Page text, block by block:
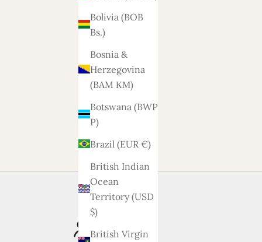
Bolivia (BOB
Bs.)
Bosnia &
Herzegovina
(BAM КМ)
Botswana (BWP
P)
Brazil (EUR €)
British Indian
Ocean
Territory (USD
$)
British Virgin